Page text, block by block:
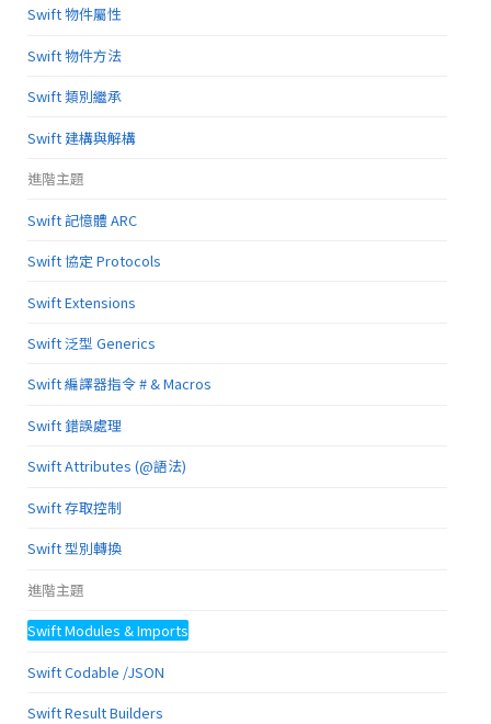
Swift 物件屬性
Swift 物件方法
Swift 類別繼承
Swift 建構與解構
進階主題
Swift 記憶體 ARC
Swift 協定 Protocols
Swift Extensions
Swift 泛型 Generics
Swift 編譯器指令 # & Macros
Swift 錯誤處理
Swift Attributes (@語法)
Swift 存取控制
Swift 型別轉換
進階主題
Swift Modules & Imports
Swift Codable /JSON
Swift Result Builders